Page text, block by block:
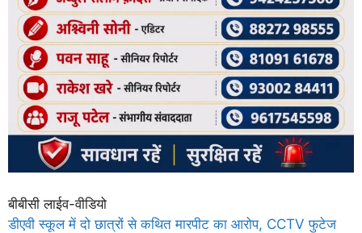
बीबीसी लाईव-वीडियो
डीएवी स्कूल में दो छात्रों से कथित मारपीट का आरोप, CCTV फुटेज